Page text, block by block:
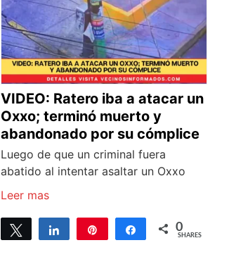
VIDEO: Ratero iba a atacar un
Oxxo; terminó muerto y
abandonado por su cómplice
Luego de que un criminal fuera
abatido al intentar asaltar un Oxxo
Leer mas
Tweet Share Share 0
SHARES